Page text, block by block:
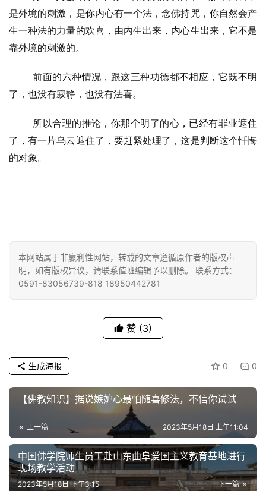
是外境的刺激，是你内心有一个法，念佛持咒，你自然会产
生一种法的力量的欢喜，由内生出来，内心生出来，它不是
靠外境的刺激的。
前面的六种情况，跟这三种功德都不相应，它既不明
了，也没有寂静，也没有法喜。
所以合理的推论，你那个明了的心，已经有罪业遮住
了，有一片乌云遮住了，要赶紧处理了，这是判断这个忏悔
的对象。
本网站属于非赢利性网站，转载的文章遵循原作者的版权声
明，如有版权异议，请联系值班编辑予以删除。 联系方式：
0591-83056739-818 18950442781
赞 (3)
0 0
生成海报
【佛教知识】据说嫉妒心最怕随喜修法，不信你试试
上一篇 2023年5月18日 上午11:04
中国佛学院师生员工赴山东曲阜爱国主义教育基地进行
现场教学活动
下一篇
2023年5月18日 下午3:15